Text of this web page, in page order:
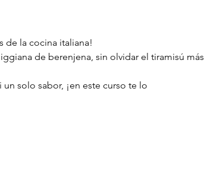
de la cocina italiana!
de berenjena, sin olvidar el tiramisú más
solo sabor, ¡en este curso te lo